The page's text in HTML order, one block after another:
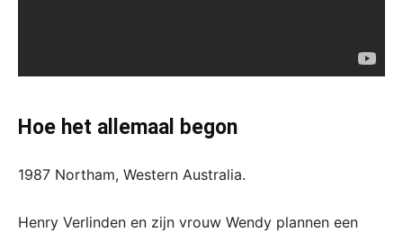
Hoe het allemaal begon
1987 Northam, Western Australia.
Henry Verlinden en zijn vrouw Wendy plannen een